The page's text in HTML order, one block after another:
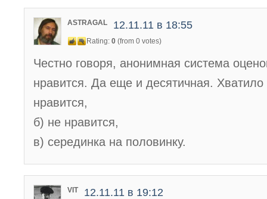
ASTRAGAL 12.11.11 в 18:55
Rating: 0 (from 0 votes)
Честно говоря, анонимная система
нравится. Да еще и десятичная.
нравится,
б) не нравится,
в) серединка на половинку.
VIT 12.11.11 в 19:12